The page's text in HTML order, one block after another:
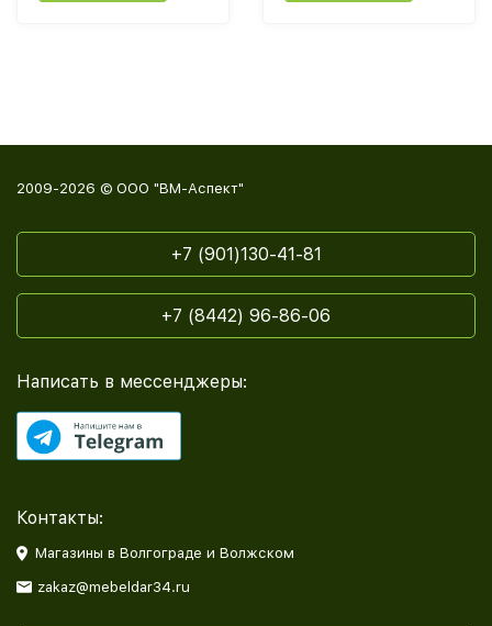
2009-2026 © ООО "ВМ-Аспект"
+7 (901)130-41-81
+7 (8442) 96-86-06
Написать в мессенджеры:
Контакты:
Магазины в Волгограде и Волжском
zakaz@mebeldar34.ru